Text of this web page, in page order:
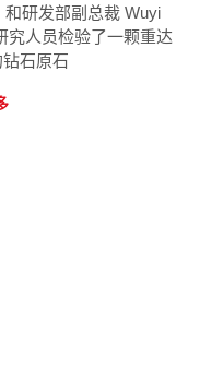
和研发部副总裁 Wuyi
究人员检验了一颗重达
石原石